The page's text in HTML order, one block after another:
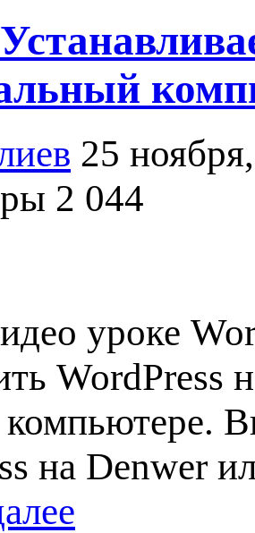
25
2 044
уроке
на Denwer